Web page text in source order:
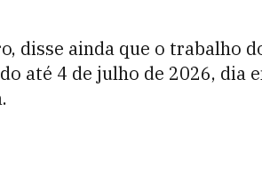
disse ainda que o trabalho
até 4 de julho de 2026, dia